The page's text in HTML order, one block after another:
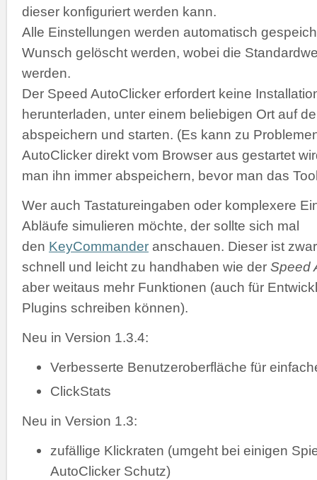
dieser konfiguriert werden kann.
Alle Einstellungen werden automatisch
Wunsch gelöscht werden, wobei die
werden.
Der Speed AutoClicker erfordert keine
herunterladen, unter einem beliebigen Ort auf
abspeichern und starten. (Es kann zu
AutoClicker direkt vom Browser aus gestartet
man ihn immer abspeichern, bevor man das
Wer auch Tastatureingaben oder komplexere
Abläufe simulieren möchte, der sollte sich mal
den KeyCommander anschauen. Dieser ist
schnell und leicht zu handhaben wie der Speed
aber weitaus mehr Funktionen (auch für
Plugins schreiben können).
Neu in Version 1.3.4:
Verbesserte Benutzeroberfläche für
ClickStats
Neu in Version 1.3:
zufällige Klickraten (umgeht bei einigen
AutoClicker Schutz)